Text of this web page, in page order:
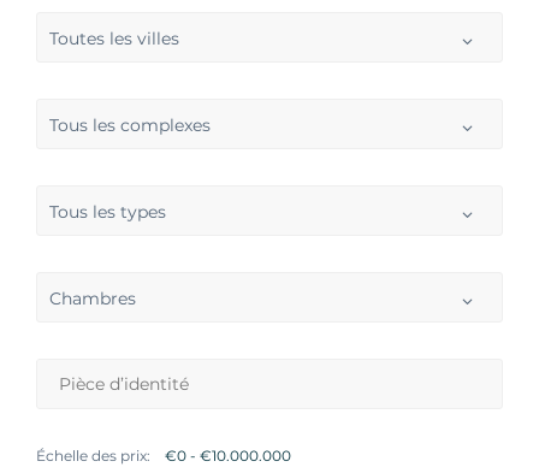
Toutes les villes
Tous les complexes
Tous les types
Chambres
Échelle des prix: